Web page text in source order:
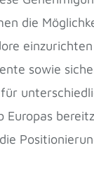
die
einzurichten
sowie
Europas